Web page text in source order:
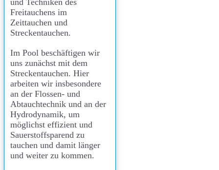
und Techniken des
Freitauchens im
Zeittauchen und
Streckentauchen.
Im Pool beschäftigen wir
uns zunächst mit dem
Streckentauchen. Hier
arbeiten wir insbesondere
an der Flossen- und
Abtauchtechnik und an der
Hydrodynamik, um
möglichst effizient und
Sauerstoffsparend zu
tauchen und damit länger
und weiter zu kommen.